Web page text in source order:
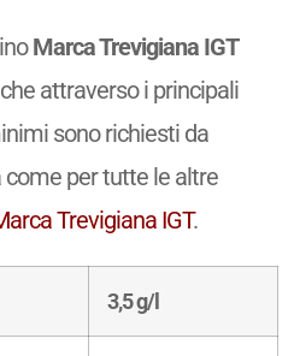
Marca Trevigiana IGT
attraverso i principali
sono richiesti da
come per tutte le altre
Trevigiana IGT.
3,5 g/l